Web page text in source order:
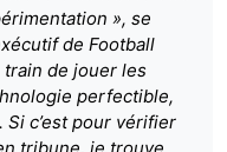
», se
de Football
train de jouer les
perfectible,
c’est pour vérifier